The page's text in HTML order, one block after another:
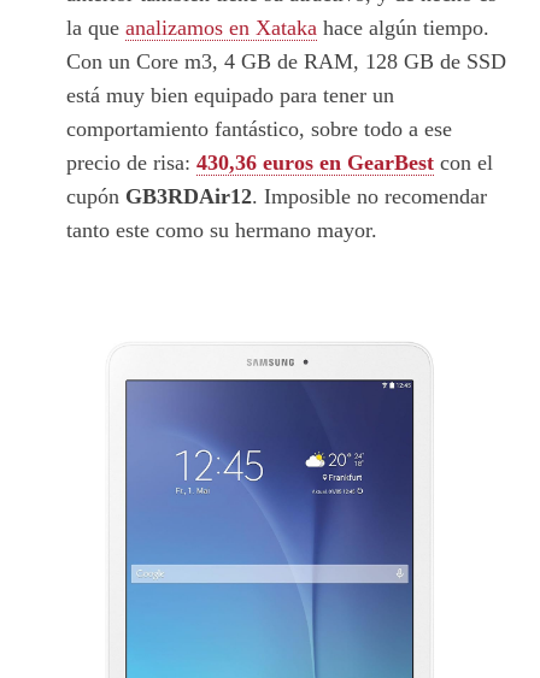
la que analizamos en Xataka hace algún tiempo.
Con un Core m3, 4 GB de RAM, 128 GB de SSD
está muy bien equipado para tener un
comportamiento fantástico, sobre todo a ese
precio de risa: 430,36 euros en GearBest con el
cupón GB3RDAir12. Imposible no recomendar
tanto este como su hermano mayor.